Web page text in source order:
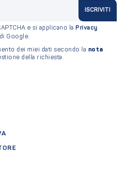
ISCRIVITI
e si applicano la Privacy
di Google.
dei miei dati secondo la nota
della richiesta.